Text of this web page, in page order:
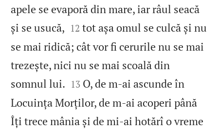
apele se evaporă din mare, iar râul seacă
și se usucă, 

12 tot așa omul se culcă și nu
se mai ridică; cât vor fi cerurile nu se mai
trezește, nici nu se mai scoală din
somnul lui. 

13 O, de m‑ai ascunde în
Locuința Morților, de m‑ai acoperi până
Îți trece mânia și de mi‑ai hotărî o vreme